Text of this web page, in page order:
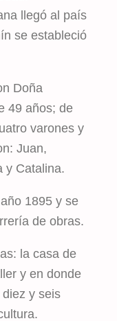
llegó al país
se estableció
Doña
49 años; de
varones y
Juan,
y Catalina.
1895 y se
de obras.
la casa de
y en donde
y seis